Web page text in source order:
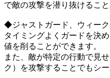
で敵の攻撃を潜り抜けること
◆ジャストガード、ウィーク
タイミングよくガードを決
値を削ることができます。
また、敵が特定の行動で見
ク）を攻撃することでもシ